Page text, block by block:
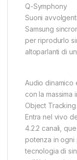
Q-Symphony
Suoni
Samsung
per riprodurlo
altoparlanti di
Audio dinamico
con la massima
Object
Entra nel vivo
4.2.2 canali,
potenza in ogni
tecnologia di